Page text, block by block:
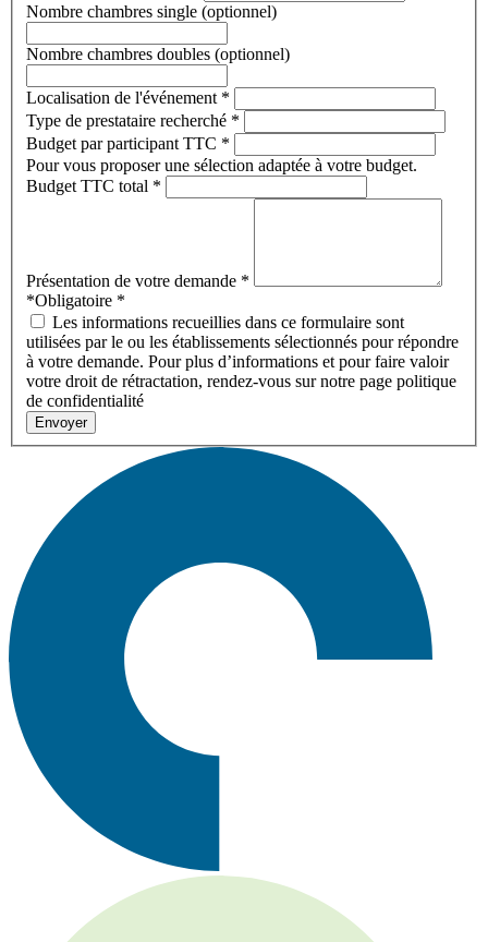
Nombre chambres single (optionnel)
Nombre chambres doubles (optionnel)
Localisation de l'événement *
Type de prestataire recherché *
Budget par participant TTC *
Pour vous proposer une sélection adaptée à votre budget.
Budget TTC total *
Présentation de votre demande *
*Obligatoire *
Les informations recueillies dans ce formulaire sont
utilisées par le ou les établissements sélectionnés pour répondre
à votre demande. Pour plus d’informations et pour faire valoir
votre droit de rétractation, rendez-vous sur notre page politique
de confidentialité
Envoyer